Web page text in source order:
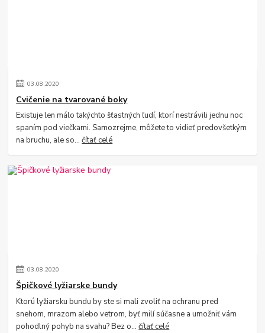
03.08.2020
Cvičenie na tvarované boky
Existuje len málo takýchto šťastných ľudí, ktorí nestrávili jednu noc
spaním pod viečkami. Samozrejme, môžete to vidieť predovšetkým
na bruchu, ale so...čítať celé
03.08.2020
Špičkové lyžiarske bundy
Ktorú lyžiarsku bundu by ste si mali zvoliť na ochranu pred
snehom, mrazom alebo vetrom, byť milí súčasne a umožniť vám
pohodlný pohyb na svahu? Bez o...čítať celé